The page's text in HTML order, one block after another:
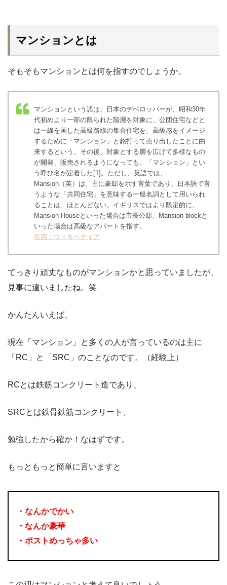
マンションとは
そもそもマンションとは何を指すのでしょうか。
マンションという語は、日本のデベロッパーが、昭和30年
代初めより一部の限られた階層を対象に、公団住宅などと
は一線を画した高級路線の集合住宅を、高級感をイメージ
するために「マンション」と銘打って売り出したことに由
来するという。その後、対象とする層を広げて多様なもの
が開発、販売されるようになっても、「マンション」とい
う呼び名が定着した[1]。ただし、英語では、
Mansion（英）は、主に豪邸を示す言葉であり、日本語で言
うような「共同住宅」を意味する一般名詞として用いられ
ることは、ほとんどない。イギリスではより限定的に、
Mansion Houseといった場合は市長公邸、Mansion blockと
いった場合は高級なアパートを指す。
引用：ウィキペディア
てっきり頑丈なものがマンションかと思っていましたが、
見事に違いましたね。笑
かんたんいえば、
現在「マンション」と多くの人が言っているのは主に
「RC」と「SRC」のことなのです。（経験上）
RCとは鉄筋コンクリート造であり、
SRCとは鉄骨鉄筋コンクリート、
勉強したから確か！なはずです。
もっともっと簡単に言いますと
・なんかでかい
・なんか豪華
・ポストめっちゃ多い